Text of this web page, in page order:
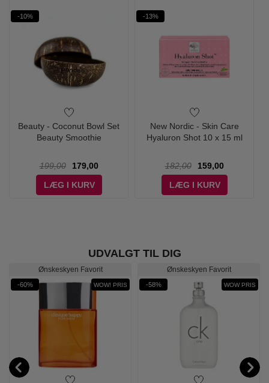
-10%
Beauty - Coconut Bowl Set
Beauty Smoothie
199,00
179,00
LÆG I KURV
-13%
New Nordic - Skin Care
Hyaluron Shot 10 x 15 ml
182,00
159,00
LÆG I KURV
UDVALGT TIL DIG
Ønskeskyen Favorit
-60% WOW! PRIS
Ønskeskyen Favorit
-58% WOW PRIS